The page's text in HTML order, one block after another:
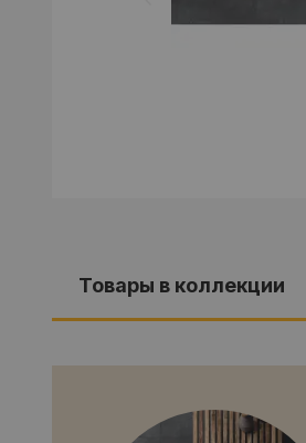
Товары в коллекции